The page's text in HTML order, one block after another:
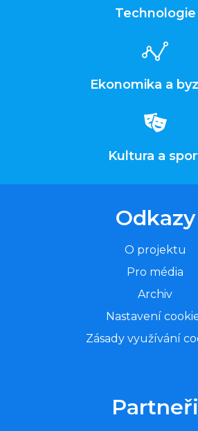
Technologie
Ekonomika a
Kultura a
Odkazy
O projektu
Pro média
Archiv
Nastavení
Zásady využívání
Partneři